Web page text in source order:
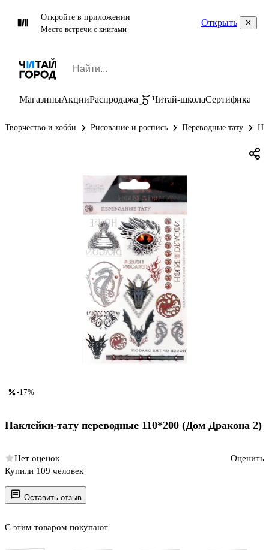
Откройте в приложении
Место встречи с книгами
Открыть
МагазиныАкцииРаспродажа Читай-школаСертификаты
Творчество и хобби Рисование и роспись Переводные тату
Оставить отзыв
С этим товаром покупают
-17%
Наклейки-тату переводные 110*200 (Дом Дракона 2)
Нет оценок
Оценить
Купили 109 человек